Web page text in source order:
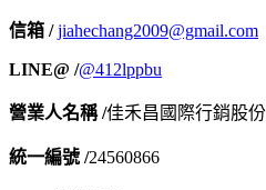
信箱 /jiahechang2009@gmail.com
LINE@ /@412lppbu
營業人名稱 /佳禾昌國際行銷股
統一編號 /24560866